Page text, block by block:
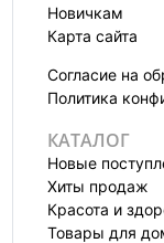
Новичкам
Карта сайта
Согласие на
Политика
КАТАЛОГ
Новые
Хиты продаж
Красота и
Товары для